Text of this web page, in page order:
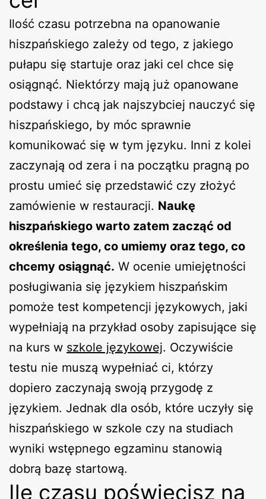
Ilość czasu potrzebna na opanowanie
hiszpańskiego zależy od tego, z jakiego
pułapu się startuje oraz jaki cel chce się
osiągnąć. Niektórzy mają już opanowane
podstawy i chcą jak najszybciej nauczyć się
hiszpańskiego, by móc sprawnie
komunikować się w tym języku. Inni z kolei
zaczynają od zera i na początku pragną po
prostu umieć się przedstawić czy złożyć
zamówienie w restauracji. Naukę
hiszpańskiego warto zatem zacząć od
określenia tego, co umiemy oraz tego, co
chcemy osiągnąć. W ocenie umiejętności
posługiwania się językiem hiszpańskim
pomoże test kompetencji językowych, jaki
wypełniają na przykład osoby zapisujące się
na kurs w szkole językowej. Oczywiście
testu nie muszą wypełniać ci, którzy
dopiero zaczynają swoją przygodę z
językiem. Jednak dla osób, które uczyły się
hiszpańskiego w szkole czy na studiach
wyniki wstępnego egzaminu stanowią
dobrą bazę startową.
Ile czasu poświęcisz na